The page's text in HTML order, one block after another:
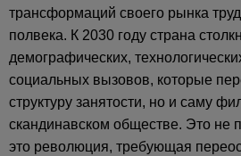
трансформаций своего рынка
полвека. К 2030 году страна
демографических,
социальных вызовов, которые
структуру занятости, но и саму
скандинавском обществе. Это не
это революция, требующая